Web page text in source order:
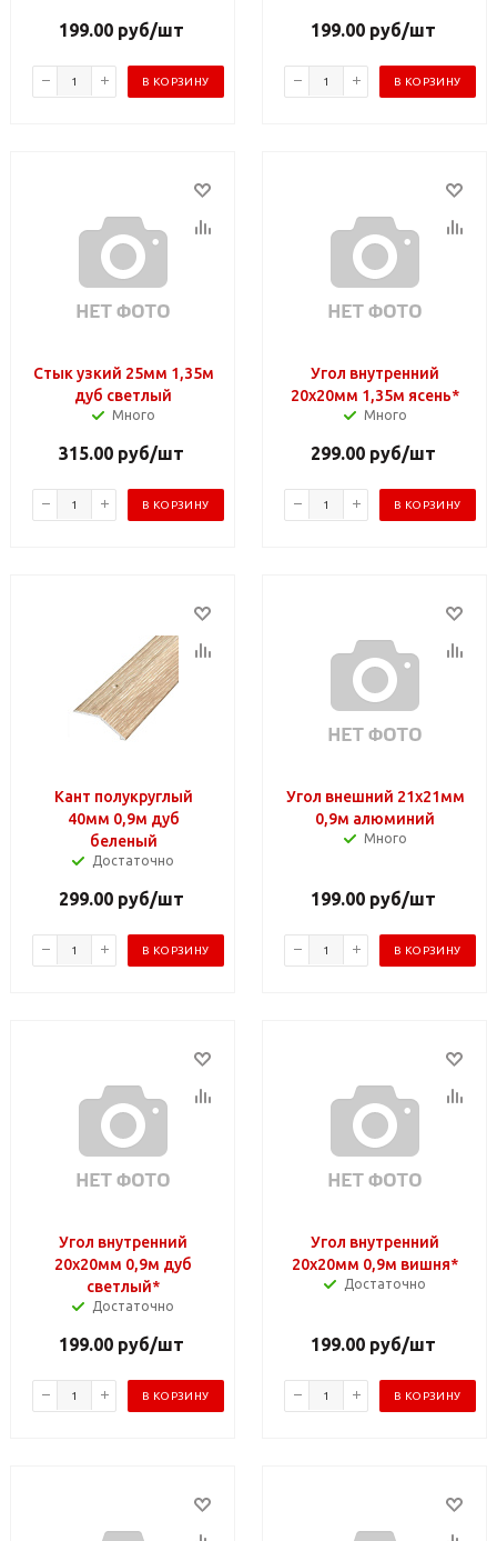
199.00руб/шт
В КОРЗИНУ
199.00руб/шт
В КОРЗИНУ
Стык узкий 25мм 1,35м
дуб светлый
Много
315.00руб/шт
В КОРЗИНУ
Угол внутренний
20х20мм 1,35м ясень*
Много
299.00руб/шт
В КОРЗИНУ
Кант полукруглый
40мм 0,9м дуб
беленый
Достаточно
299.00руб/шт
В КОРЗИНУ
Угол внешний 21х21мм
0,9м алюминий
Много
199.00руб/шт
В КОРЗИНУ
Угол внутренний
20х20мм 0,9м дуб
светлый*
Достаточно
199.00руб/шт
В КОРЗИНУ
Угол внутренний
20х20мм 0,9м вишня*
Достаточно
199.00руб/шт
В КОРЗИНУ